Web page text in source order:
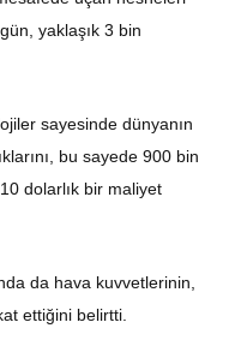
yaklaşık 3 bin
sayesinde dünyanın
bu sayede 900 bin
dolarlık bir maliyet
da hava kuvvetlerinin,
ettiğini belirtti.